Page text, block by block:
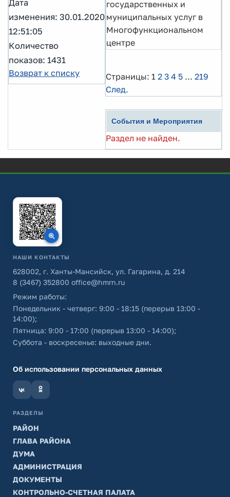
Дата
изменения: 30.01.2020
12:51:05
Количество
показов: 1431
Возврат к списку
государственных и
муниципальных услуг в
Многофункциональном
центре
Страницы: 1 2 3 4 5 ... 219
След.
События и Мероприятия
Раздел не найден.
НАШИ КОНТАКТЫ
628002, г. Ханты-Мансийск, ул. Гагарина, д. 214
8 (3467) 352800 office@hmrn.ru
Режим работы:
Понедельник - четверг: 9:00 - 18:15 (перерыв 13:00 -
14:00);
Пятница: 9:00 - 17:00 (перерыв 13:00 - 14:00);
Суббота - воскресенье: выходные дни.
Об использовании персональных данных
РАЗДЕЛЫ
РАЙОН
ГЛАВА РАЙОНА
ДУМА
АДМИНИСТРАЦИЯ
ДОКУМЕНТЫ
КОНТРОЛЬНО-СЧЕТНАЯ ПАЛАТА